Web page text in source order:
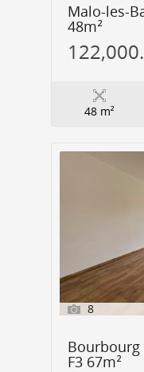
Malo-les-
48m²
48 m²
8
F3 67m²